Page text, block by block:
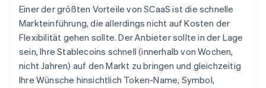
Einer der größten Vorteile von SCaaS ist die schnelle
Markteinführung, die allerdings nicht auf Kosten der
Flexibilität gehen sollte. Der Anbieter sollte in der Lage
sein, Ihre Stablecoins schnell (innerhalb von Wochen,
nicht Jahren) auf den Markt zu bringen und gleichzeitig
Ihre Wünsche hinsichtlich Token-Name, Symbol,